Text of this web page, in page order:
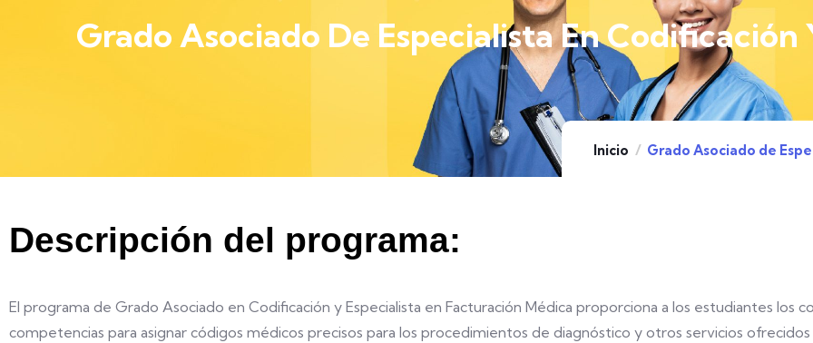
Grado Asociado De Especialista En
Inicio Grado Asociado de
Descripción del programa:
El programa de Grado Asociado en Codificación y Especialista en Facturación Médica proporciona a los estudiantes los
competencias para asignar códigos médicos precisos para los procedimientos de diagnóstico y otros servicios